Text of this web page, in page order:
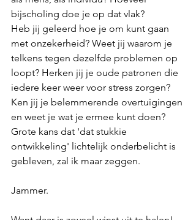
bijscholing doe je op dat vlak?
Heb jij geleerd hoe je om kunt gaan
met onzekerheid? Weet jij waarom je
telkens tegen dezelfde problemen op
loopt? Herken jij je oude patronen die
iedere keer weer voor stress zorgen?
Ken jij je belemmerende overtuigingen
en weet je wat je ermee kunt doen?
Grote kans dat 'dat stukkie
ontwikkeling' lichtelijk onderbelicht is
gebleven, zal ik maar zeggen.
Jammer.